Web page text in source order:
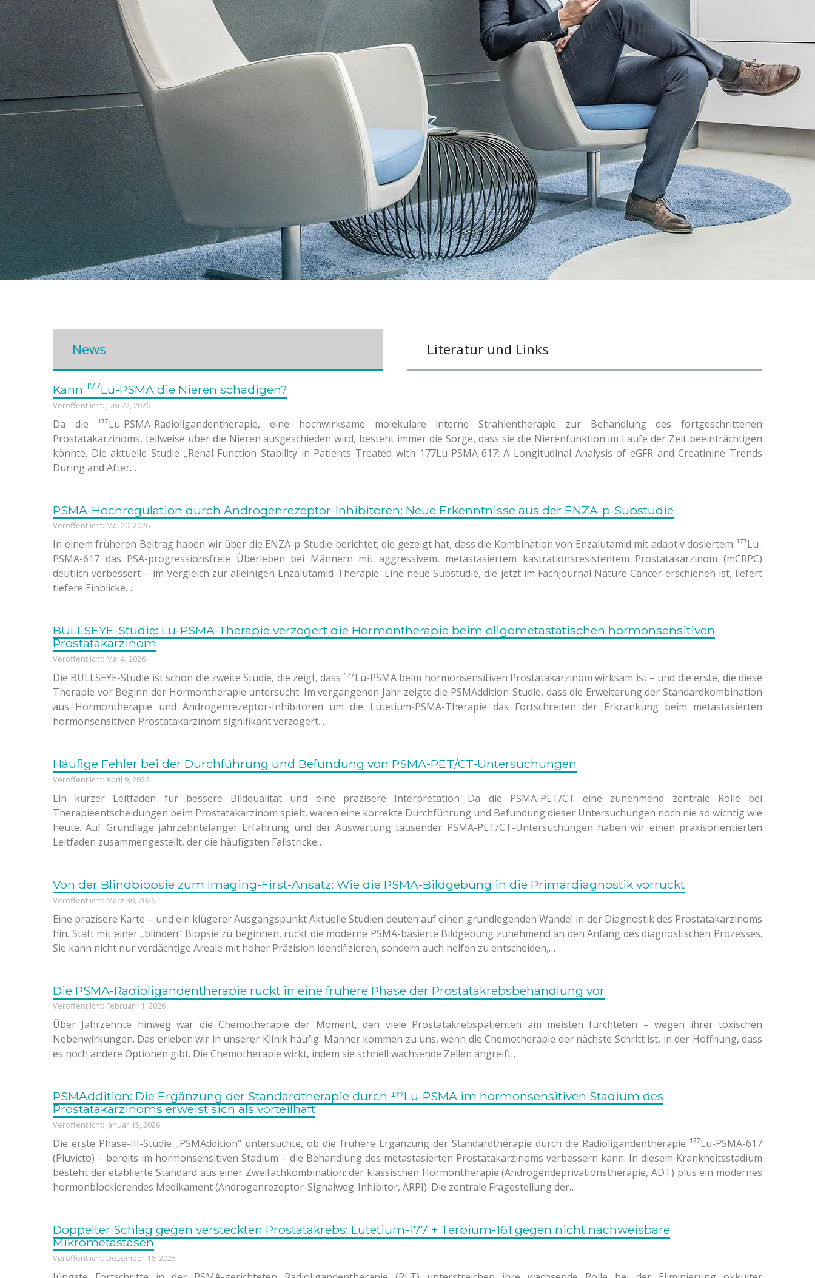
News Literatur und Links
Kann 177Lu-PSMA die Nieren schädigen?
Veröffentlicht: Juni 22, 2026
Da die ¹⁷⁷Lu-PSMA-Radioligandentherapie, eine hochwirksame molekulare interne Strahlentherapie zur Behandlung des fortgeschrittenen
Prostatakarzinoms, teilweise über die Nieren ausgeschieden wird, besteht immer die Sorge, dass sie die Nierenfunktion im Laufe der Zeit beeinträchtigen
könnte. Die aktuelle Studie „Renal Function Stability in Patients Treated with 177Lu-PSMA-617: A Longitudinal Analysis of eGFR and Creatinine Trends
During and After…
PSMA-Hochregulation durch Androgenrezeptor-Inhibitoren: Neue Erkenntnisse aus der ENZA-p-Substudie
Veröffentlicht: Mai 20, 2026
In einem früheren Beitrag haben wir über die ENZA-p-Studie berichtet, die gezeigt hat, dass die Kombination von Enzalutamid mit adaptiv dosiertem ¹⁷⁷Lu-
PSMA-617 das PSA-progressionsfreie Überleben bei Männern mit aggressivem, metastasiertem kastrationsresistentem Prostatakarzinom (mCRPC)
deutlich verbessert – im Vergleich zur alleinigen Enzalutamid-Therapie. Eine neue Substudie, die jetzt im Fachjournal Nature Cancer erschienen ist, liefert
tiefere Einblicke…
BULLSEYE-Studie: Lu-PSMA-Therapie verzögert die Hormontherapie beim oligometastatischen hormonsensitiven
Prostatakarzinom
Veröffentlicht: Mai 4, 2026
Die BULLSEYE-Studie ist schon die zweite Studie, die zeigt, dass ¹⁷⁷Lu-PSMA beim hormonsensitiven Prostatakarzinom wirksam ist – und die erste, die diese
Therapie vor Beginn der Hormontherapie untersucht. Im vergangenen Jahr zeigte die PSMAddition-Studie, dass die Erweiterung der Standardkombination
aus Hormontherapie und Androgenrezeptor-Inhibitoren um die Lutetium-PSMA-Therapie das Fortschreiten der Erkrankung beim metastasierten
hormonsensitiven Prostatakarzinom signifikant verzögert.…
Häufige Fehler bei der Durchführung und Befundung von PSMA-PET/CT-Untersuchungen
Veröffentlicht: April 9, 2026
Ein kurzer Leitfaden für bessere Bildqualität und eine präzisere Interpretation Da die PSMA-PET/CT eine zunehmend zentrale Rolle bei
Therapieentscheidungen beim Prostatakarzinom spielt, waren eine korrekte Durchführung und Befundung dieser Untersuchungen noch nie so wichtig wie
heute. Auf Grundlage jahrzehntelanger Erfahrung und der Auswertung tausender PSMA-PET/CT-Untersuchungen haben wir einen praxisorientierten
Leitfaden zusammengestellt, der die häufigsten Fallstricke…
Von der Blindbiopsie zum Imaging-First-Ansatz: Wie die PSMA-Bildgebung in die Primärdiagnostik vorrückt
Veröffentlicht: März 30, 2026
Eine präzisere Karte – und ein klügerer Ausgangspunkt Aktuelle Studien deuten auf einen grundlegenden Wandel in der Diagnostik des Prostatakarzinoms
hin. Statt mit einer „blinden“ Biopsie zu beginnen, rückt die moderne PSMA-basierte Bildgebung zunehmend an den Anfang des diagnostischen Prozesses.
Sie kann nicht nur verdächtige Areale mit hoher Präzision identifizieren, sondern auch helfen zu entscheiden,…
Die PSMA-Radioligandentherapie rückt in eine frühere Phase der Prostatakrebsbehandlung vor
Veröffentlicht: Februar 11, 2026
Über Jahrzehnte hinweg war die Chemotherapie der Moment, den viele Prostatakrebspatienten am meisten fürchteten – wegen ihrer toxischen
Nebenwirkungen. Das erleben wir in unserer Klinik häufig: Männer kommen zu uns, wenn die Chemotherapie der nächste Schritt ist, in der Hoffnung, dass
es noch andere Optionen gibt. Die Chemotherapie wirkt, indem sie schnell wachsende Zellen angreift…
PSMAddition: Die Ergänzung der Standardtherapie durch ¹⁷⁷Lu-PSMA im hormonsensitiven Stadium des
Prostatakarzinoms erweist sich als vorteilhaft
Veröffentlicht: Januar 15, 2026
Die erste Phase-III-Studie „PSMAddition“ untersuchte, ob die frühere Ergänzung der Standardtherapie durch die Radioligandentherapie ¹⁷⁷Lu-PSMA-617
(Pluvicto) – bereits im hormonsensitiven Stadium – die Behandlung des metastasierten Prostatakarzinoms verbessern kann. In diesem Krankheitsstadium
besteht der etablierte Standard aus einer Zweifachkombination: der klassischen Hormontherapie (Androgendeprivationstherapie, ADT) plus ein modernes
hormonblockierendes Medikament (Androgenrezeptor-Signalweg-Inhibitor, ARPI). Die zentrale Fragestellung der…
Doppelter Schlag gegen versteckten Prostatakrebs: Lutetium-177 + Terbium-161 gegen nicht nachweisbare
Mikrometastasen
Veröffentlicht: Dezember 16, 2025